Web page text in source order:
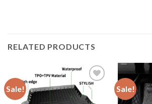
RELATED PRODUCTS
Sale!
Add to
wishlist
Sale!